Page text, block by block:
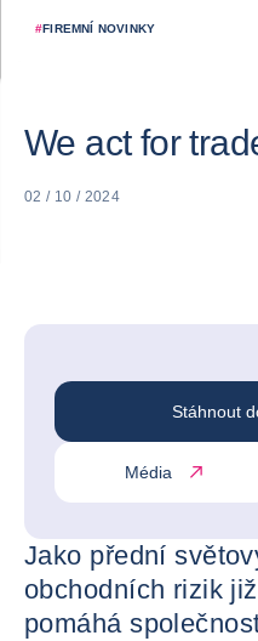
#FIREMNÍ NOVINKY
We act for
02 / 10 / 2024
Stáhnout
Média
Jako přední
obchodních rizik
pomáhá